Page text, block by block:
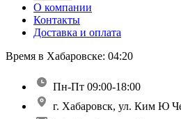
О компании
Контакты
Доставка и оплата
Время в Хабаровске: 04:20
Пн-Пт 09:00-18:00
г. Хабаровск, ул. Ким Ю